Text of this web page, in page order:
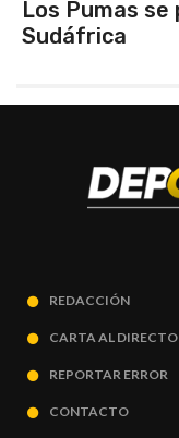
Los Pumas
Sudáfrica
REDACCIÓN
CARTA AL
REPORTAR ERROR
CONTACTO